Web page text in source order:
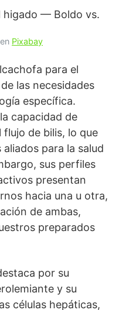
en Pixabay
para el
las necesidades
específica.
capacidad de
de bilis, lo que
para la salud
sus perfiles
presentan
hacia una u otra,
de ambas,
preparados
por su
y su
células hepáticas,